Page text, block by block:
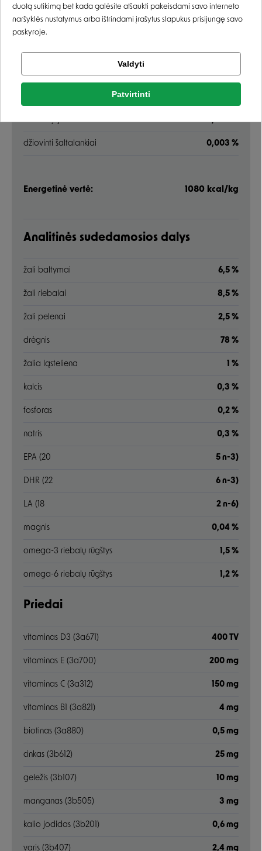
Rašyti atsiliepimą
kalcio karbonatas 0,4 %
dumblų aliejus (Schizochytrium limacinum)
manano oligosacharidai 0,005 %
β-gliukanai 0,005 %
šeriuotoji juka 0,003 %
džiovinti šaltalankiai 0,003 %
Energetinė vertė: 1080 kcal/kg
Analitinės sudedamosios dalys
žali baltymai 6,5 %
žali riebalai 8,5 %
žali pelenai 2,5 %
drėgnis 78 %
žalia ląsteliena 1 %
kalcis 0,3 %
fosforas 0,2 %
natris 0,3 %
EPA (20 5 n-3)
DHR (22 6 n-3)
LA (18 2 n-6)
magnis 0,04 %
omega-3 riebalų rūgštys 1,5 %
omega-6 riebalų rūgštys 1,2 %
Priedai
vitaminas D3 (3a671) 400 TV
vitaminas E (3a700) 200 mg
vitaminas C (3a312) 150 mg
vitaminas B1 (3a821) 4 mg
biotinas (3a880) 0,5 mg
cinkas (3b612) 25 mg
geležis (3b107) 10 mg
manganas (3b505) 3 mg
kalio jodidas (3b201) 0,6 mg
varis (3b407) 2,4 mg
Registruotis
Facebook
duotą sutikimą bet kada galėsite atšaukti pakeisdami savo interneto
naršyklės nustatymus arba ištrindami įrašytus slapukus prisijungę savo
paskyroje.
Valdyti
Patvirtinti